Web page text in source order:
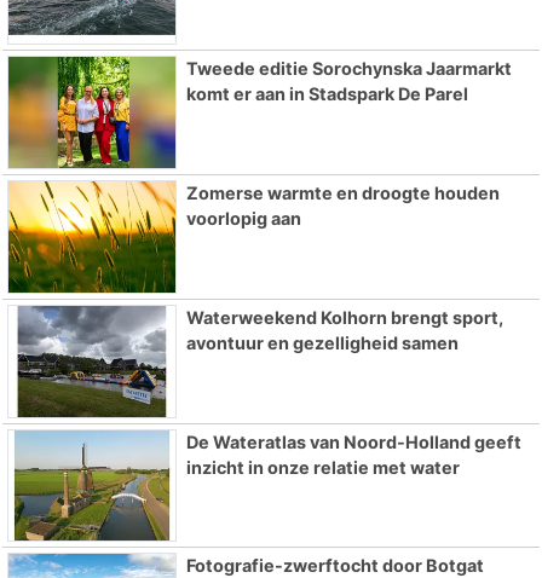
Tweede editie Sorochynska Jaarmarkt
komt er aan in Stadspark De Parel
Zomerse warmte en droogte houden
voorlopig aan
Waterweekend Kolhorn brengt sport,
avontuur en gezelligheid samen
De Wateratlas van Noord-Holland geeft
inzicht in onze relatie met water
Fotografie-zwerftocht door Botgat